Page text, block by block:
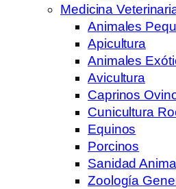
Medicina
Animales
Apicultura
Animales
Avicultura
Caprinos
Cunicultura
Equinos
Porcinos
Sanidad
Zoología